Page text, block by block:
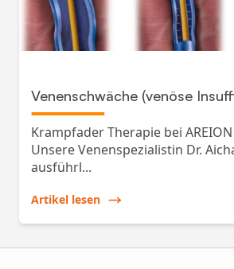
Venenschwäche (venöse
Krampfader Therapie bei
Unsere Venenspezialistin Dr.
ausführl...
Artikel lesen